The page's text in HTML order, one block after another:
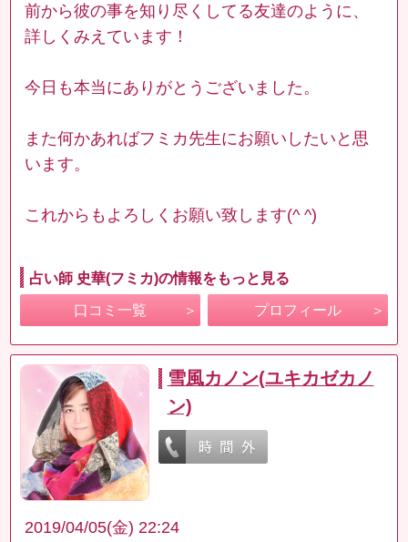
前から彼の事を知り尽くしてる友達のように、
詳しくみえています！
今日も本当にありがとうございました。
また何かあればフミカ先生にお願いしたいと思
います。
これからもよろしくお願い致します(^ ^)
占い師 史華(フミカ)の情報をもっと見る
口コミ一覧 プロフィール
雪風カノン(ユキカゼカノ
ン)
2019/04/05(金) 22:24